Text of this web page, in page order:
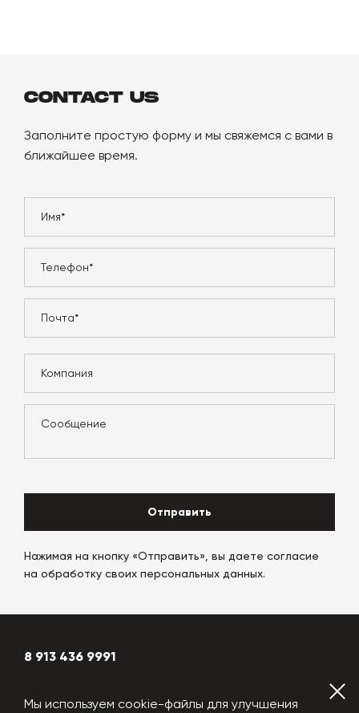
CONTACT US
Заполните простую форму и мы свяжемся с вами в
ближайшее время.
Отправить
Нажимая на кнопку «Отправить», вы даете согласие
на обработку своих персональных данных.
8 913 436 9991
Мы используем cookie-файлы для улучшения